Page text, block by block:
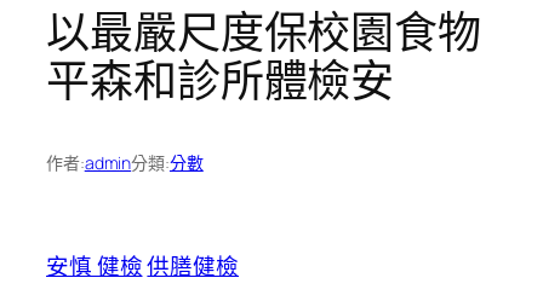
以最嚴尺度保校園食物
平森和診所體檢安
作者:admin分類:分數
安慎 健檢供膳健檢